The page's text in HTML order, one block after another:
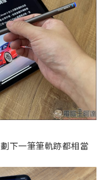
下一筆筆軌跡都相當